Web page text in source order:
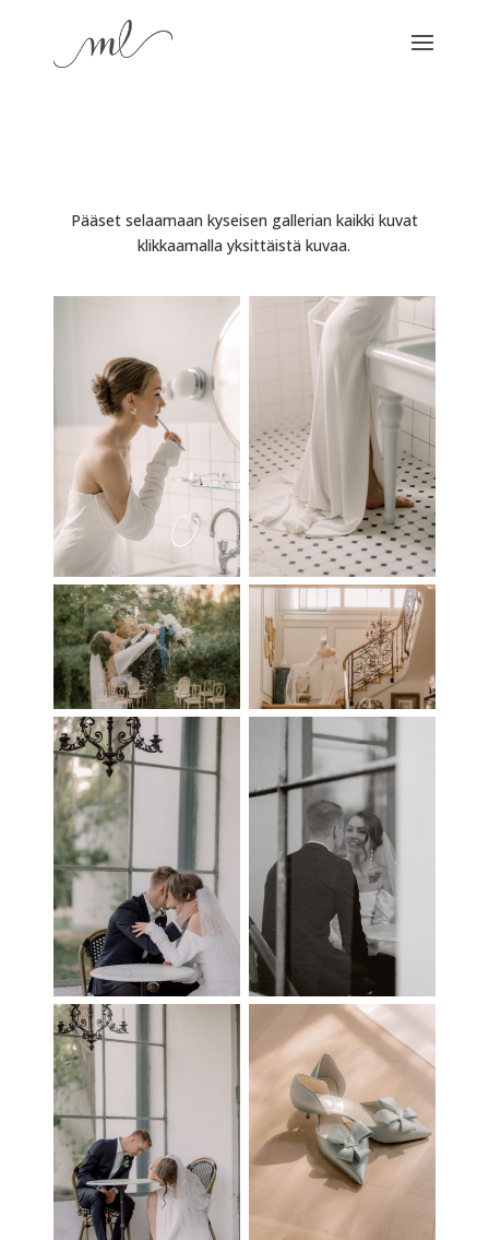
Pääset selaamaan kyseisen gallerian kaikki kuvat
klikkaamalla yksittäistä kuvaa.